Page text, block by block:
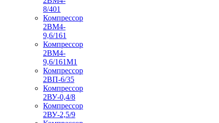
8/401
Компрессор
2ВМ4-
9,6/161
Компрессор
2ВМ4-
9,6/161М1
Компрессор
2ВП-6/35
Компрессор
2ВУ-0,4/8
Компрессор
2ВУ-2,5/9